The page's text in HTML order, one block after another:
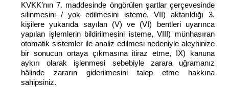
KVKK’nın 7. maddesinde öngörülen şartlar çerçevesinde
silinmesini / yok edilmesini isteme, VII) aktarıldığı 3.
kişilere yukarıda sayılan (V) ve (VI) bentleri uyarınca
yapılan işlemlerin bildirilmesini isteme, VIII) münhasıran
otomatik sistemler ile analiz edilmesi nedeniyle aleyhinize
bir sonucun ortaya çıkmasına itiraz etme, IX) kanuna
aykırı olarak işlenmesi sebebiyle zarara uğramanız
hâlinde zararın giderilmesini talep etme hakkına
sahipsiniz.